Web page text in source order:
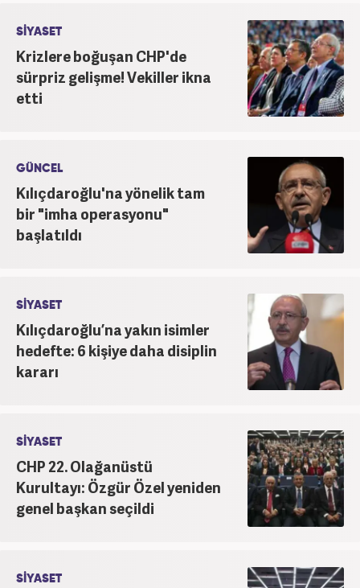
SİYASET
Krizlere boğuşan CHP'de
sürpriz gelişme! Vekiller ikna
etti
GÜNCEL
Kılıçdaroğlu'na yönelik tam
bir "imha operasyonu"
başlatıldı
SİYASET
Kılıçdaroğlu’na yakın isimler
hedefte: 6 kişiye daha disiplin
kararı
SİYASET
CHP 22. Olağanüstü
Kurultayı: Özgür Özel yeniden
genel başkan seçildi
SİYASET